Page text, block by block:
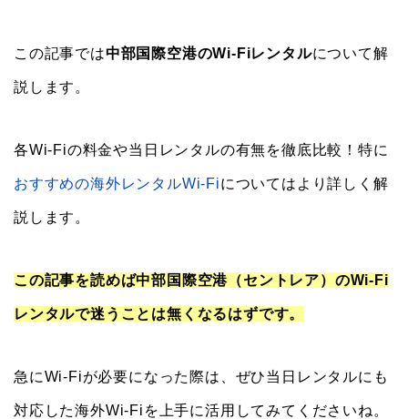
この記事では中部国際空港のWi-Fiレンタルについて解
説します。
各Wi-Fiの料金や当日レンタルの有無を徹底比較！特に
おすすめの海外レンタルWi-Fiについてはより詳しく解
説します。
この記事を読めば中部国際空港（セントレア）のWi-Fi
レンタルで迷うことは無くなるはずです。
急にWi-Fiが必要になった際は、ぜひ当日レンタルにも
対応した海外Wi-Fiを上手に活用してみてくださいね。